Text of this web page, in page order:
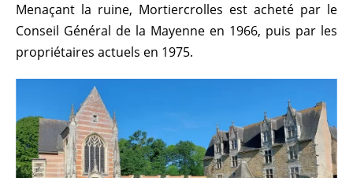
Menaçant la ruine, Mortiercrolles est acheté par le
Conseil Général de la Mayenne en 1966, puis par les
propriétaires actuels en 1975.